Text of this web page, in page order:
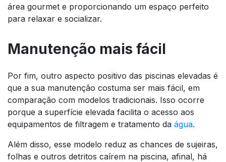
área gourmet e proporcionando um espaço perfeito
para relaxar e socializar.
Manutenção mais fácil
Por fim, outro aspecto positivo das piscinas elevadas é
que a sua manutenção costuma ser mais fácil, em
comparação com modelos tradicionais. Isso ocorre
porque a superfície elevada facilita o acesso aos
equipamentos de filtragem e tratamento da água.
Além disso, esse modelo reduz as chances de sujeiras,
folhas e outros detritos caírem na piscina, afinal, há